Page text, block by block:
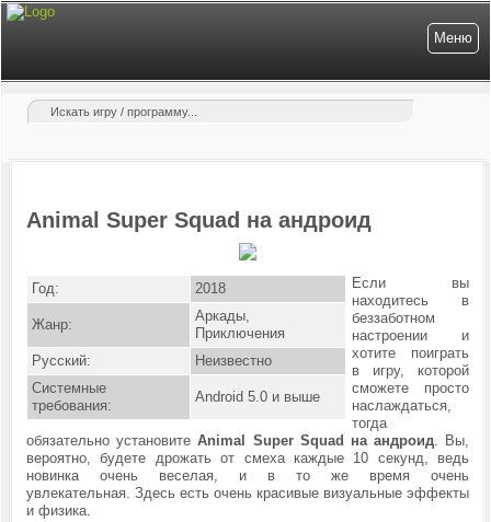
Меню
Animal Super Squad на андроид
Год: 2018
Жанр:
Аркады,
Приключения
Русский:
Неизвестно
Системные
требования:
Android 5.0 и выше
Если вы
находитесь в
беззаботном
настроении и
хотите поиграть
в игру, которой
сможете просто
наслаждаться,
тогда
обязательно установитеAnimal Super Squad на андроид. Вы,
вероятно, будете дрожать от смеха каждые 10 секунд, ведь
новинка очень веселая, и в то же время очень
увлекательная. Здесь есть очень красивые визуальные эффекты
и физика.